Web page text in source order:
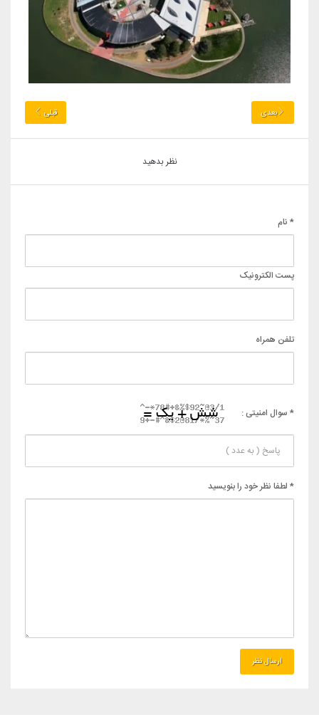
بعدی قبلی
نظر بدهید
* نام
پست الکترونیک
تلفن همراه
* سوال امنیتی :
* لطفا نظر خود را بنویسید